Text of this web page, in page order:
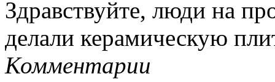
Здравствуйте, люди на
делали керамическую
Комментарии